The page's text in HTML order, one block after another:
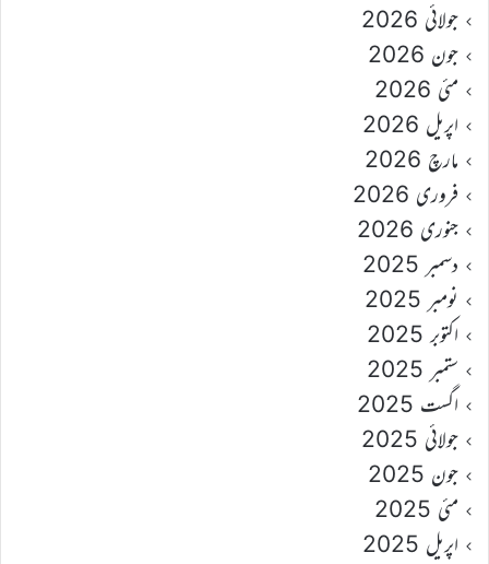
جولائی 2026
جون 2026
مئی 2026
اپریل 2026
مارچ 2026
فروری 2026
جنوری 2026
دسمبر 2025
نومبر 2025
اکتوبر 2025
ستمبر 2025
اگست 2025
جولائی 2025
جون 2025
مئی 2025
اپریل 2025